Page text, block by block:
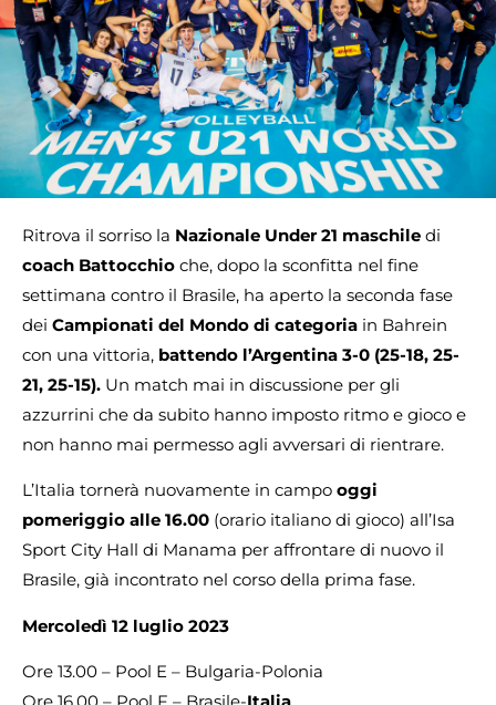
Ritrova il sorriso la Nazionale Under 21 maschile di
coach Battocchio che, dopo la sconfitta nel fine
settimana contro il Brasile, ha aperto la seconda fase
dei Campionati del Mondo di categoria in Bahrein
con una vittoria, battendo l’Argentina 3-0 (25-18, 25-
21, 25-15). Un match mai in discussione per gli
azzurrini che da subito hanno imposto ritmo e gioco e
non hanno mai permesso agli avversari di rientrare.
L’Italia tornerà nuovamente in campo oggi
pomeriggio alle 16.00 (orario italiano di gioco) all’Isa
Sport City Hall di Manama per affrontare di nuovo il
Brasile, già incontrato nel corso della prima fase.
Mercoledì 12 luglio 2023
Ore 13.00 – Pool E – Bulgaria-Polonia